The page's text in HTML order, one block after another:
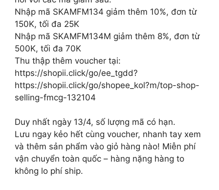
Nhập mã SKAMFM134 giảm thêm 10%, đơn từ
150K, tối đa 25K
Nhập mã SKAMFM134M giảm thêm 8%, đơn từ
500K, tối đa 70K
Thu thập thêm voucher tại:
https://shopii.click/go/ee_tgdd?
https://shopii.click/go/shopee_kol?m/top-shop-
selling-fmcg-132104
Duy nhất ngày 13/4, số lượng mã có hạn.
Lưu ngay kẻo hết cùng voucher, nhanh tay xem
và thêm sản phẩm vào giỏ hàng nào! Miễn phí
vận chuyển toàn quốc – hàng nặng hàng to
không lo phí ship.